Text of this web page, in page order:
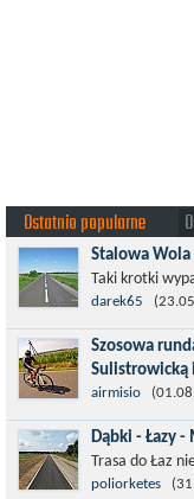
Ostatnio popularne
Stalowa
Taki krotki
której już nie
pamiętają
darek65
Szosowa
Łatwa,
małym
To trasa
airmisio
Dąbki - Łazy
Trasa do Łaz
ścieżkę
poliorketes